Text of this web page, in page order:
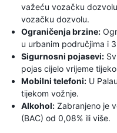
važeću vozačku
vozačku dozvolu.
Ograničenja brzine:
u urbanim područjima i
Sigurnosni pojasevi:
pojas cijelo vrijeme
Mobilni telefoni: U
tijekom vožnje.
Alkohol: Zabranjeno je
(BAC) od 0,08% ili više.